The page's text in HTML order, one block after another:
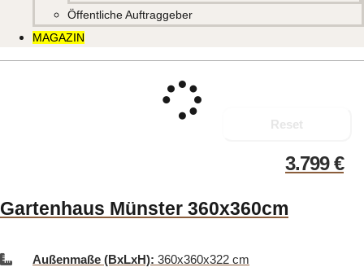
Öffentliche Auftraggeber
MAGAZIN
Reset
3.799€
Gartenhaus Münster 360x360cm
Außenmaße (BxLxH): 360x360x322 cm